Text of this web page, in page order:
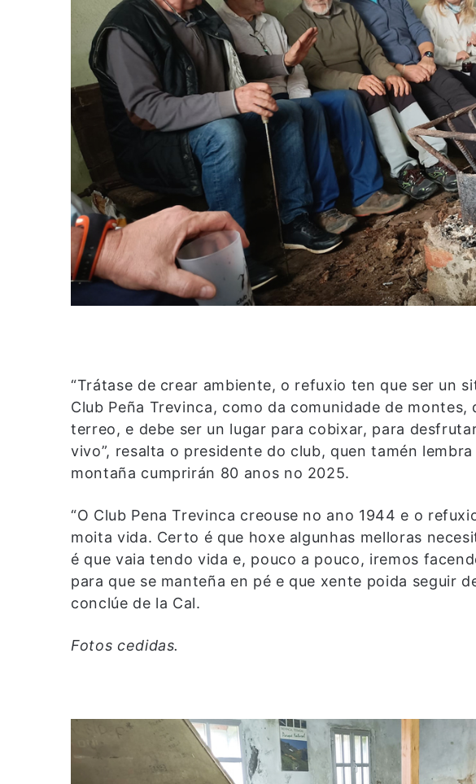
“Trátase de crear ambiente, o refuxio ten que ser un
Club Peña Trevinca, como da comunidade de montes,
terreo, e debe ser un lugar para cobixar, para
vivo”, resalta o presidente do club, quen tamén
montaña cumprirán 80 anos no 2025.
“O Club Pena Trevinca creouse no ano 1944 e o
moita vida. Certo é que hoxe algunhas melloras
é que vaia tendo vida e, pouco a pouco, iremos
para que se manteña en pé e que xente poida seguir
conclúe de la Cal.
Fotos cedidas.